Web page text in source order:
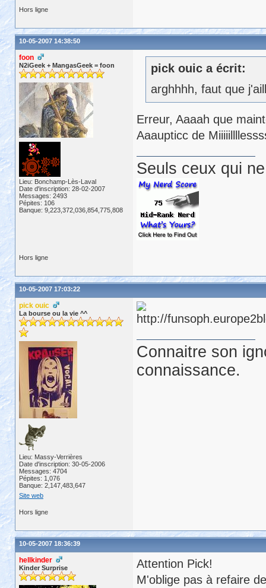
Hors ligne
10-05-2007 14:38:50
foon
N2iGeek + MangasGeek = foon
Lieu: Bonchamp-Lès-Laval
Date d'inscription: 28-02-2007
Messages: 2493
Pépites: 106
Banque: 9,223,372,036,854,775,808
pick ouic a écrit:
arghhhh, faut que
Erreur, Aaaah que
Aaaupticc de
Seuls ceux qui
Hors ligne
10-05-2007 17:03:22
pick ouic
La bourse ou la vie ^^
Lieu: Massy-Verrières
Date d'inscription: 30-05-2006
Messages: 4704
Pépites: 1,076
Banque: 2,147,483,647
Site web
Connaitre son
connaissance.
Hors ligne
10-05-2007 18:36:39
hellkinder
Kinder Surprise
Attention Pick!
M'oblige pas à refaire